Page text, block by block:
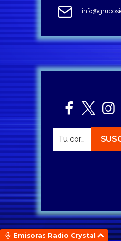
Emisoras Radio Crystal